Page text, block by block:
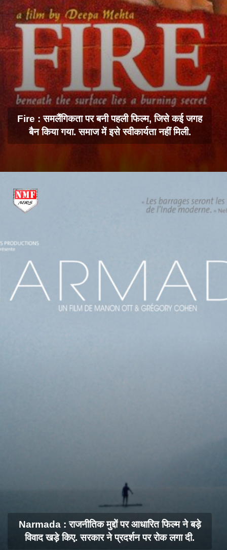
Fire : समलैंगिकता पर बनी पहली फिल्म, जिसे कई जगह
बैन किया गया. समाज में इसे स्वीकार्यता नहीं मिली.
Narmada : राजनीतिक मुद्दों पर आधारित फिल्म ने बड़े
विवाद खड़े किए. सरकार ने प्रदर्शन पर रोक लगा दी.